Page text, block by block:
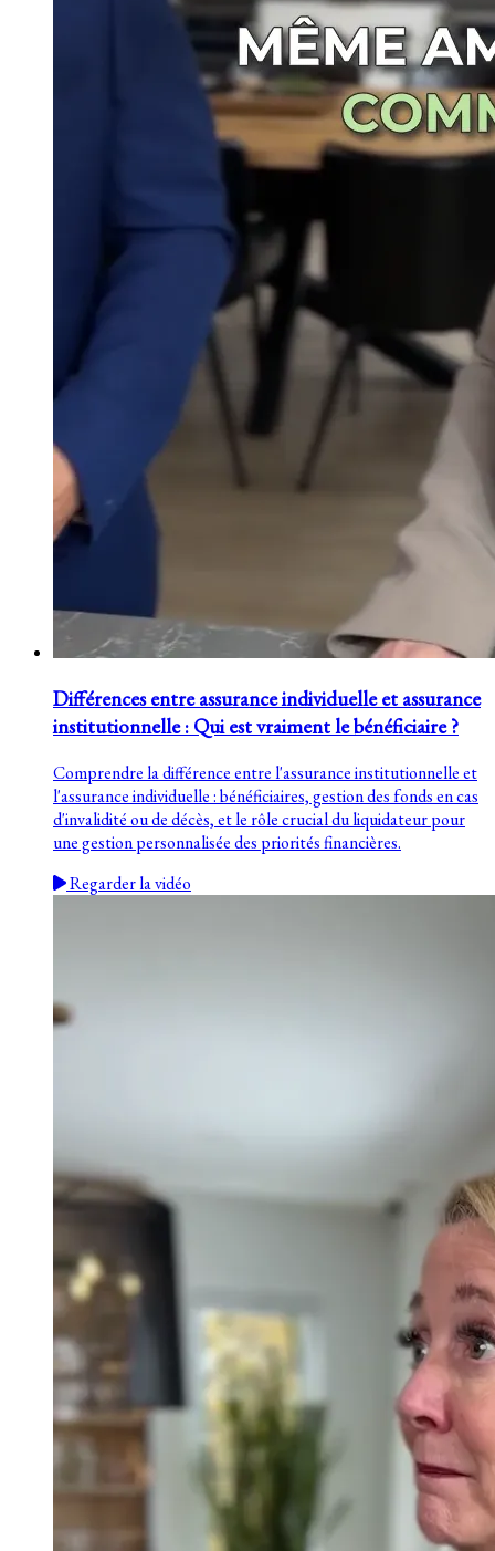
Différences entre assurance individuelle et assurance
institutionnelle : Qui est vraiment le bénéficiaire ?
Comprendre la différence entre l'assurance institutionnelle et
l'assurance individuelle : bénéficiaires, gestion des fonds en cas
d'invalidité ou de décès, et le rôle crucial du liquidateur pour
une gestion personnalisée des priorités financières.
Regarder la vidéo